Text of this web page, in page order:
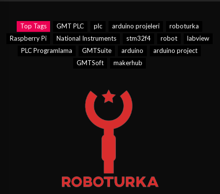
Top Tags GMT PLC plc arduino projeleri
roboturka
Raspberry Pi
National Instruments stm32f4 robot
labview
PLC Programlama
GMTSuite arduino
arduino project
GMTSoft
makerhub